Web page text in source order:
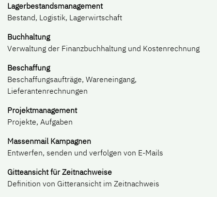
Lagerbestandsmanagement
Bestand, Logistik, Lagerwirtschaft
Buchhaltung
Verwaltung der Finanzbuchhaltung und Kostenrechnung
Beschaffung
Beschaffungsaufträge, Wareneingang,
Lieferantenrechnungen
Projektmanagement
Projekte, Aufgaben
Massenmail Kampagnen
Entwerfen, senden und verfolgen von E-Mails
Gitteansicht für Zeitnachweise
Definition von Gitteransicht im Zeitnachweis